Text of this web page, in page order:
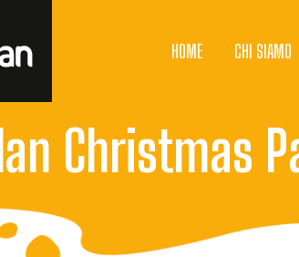
HOME CHI SIAMO
Christmas